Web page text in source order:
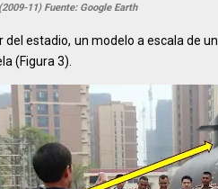
11) Fuente: Google Earth
estadio, un modelo a escala de
(Figura 3).